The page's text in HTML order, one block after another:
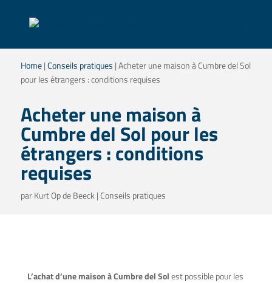
Home|Conseils pratiques |Acheter une maison à Cumbre del Sol
pour les étrangers : conditions requises
Acheter une maison à
Cumbre del Sol pour les
étrangers : conditions
requises
parKurt Op de Beeck | Conseils pratiques
L’achat d’une maison à Cumbre del Solest possible pour les